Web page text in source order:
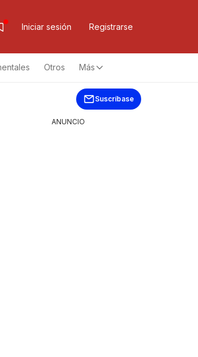
Iniciar sesión Registrarse
Otros Más
Suscríbase
ANUNCIO